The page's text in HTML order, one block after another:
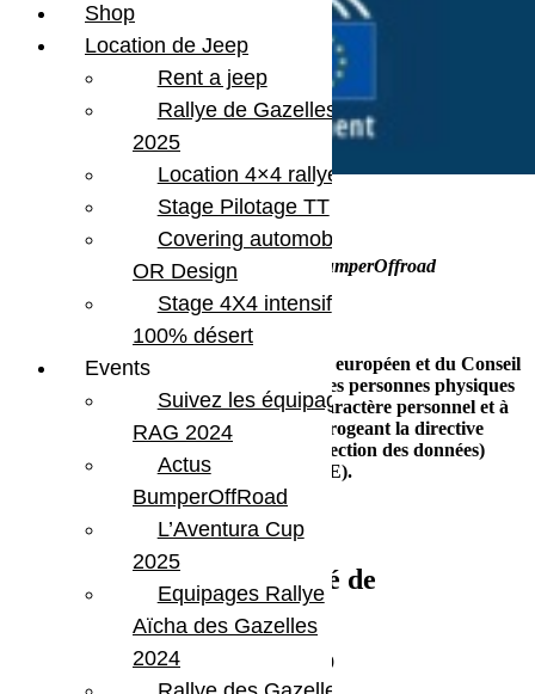
Politique de confidentialité BumperOffroad
Règlement (UE) 2016/679 du Parlement européen et du Conseil
du 27 avril 2016 relatif à la protection des personnes physiques
à l’égard du traitement des données à caractère personnel et à
la libre circulation de ces données, et abrogeant la directive
95/46/CE (règlement général sur la protection des données)
(Texte présentant de l’intérêt pour l’EEE).
Politique de confidentialité de
bumperoffroad.com
Dernière mise à jours le 28 novembre 2019
Shop
Location de Jeep
Rent a jeep
Rallye de Gazelles
2025
Location 4×4 rallye
Stage Pilotage TT
Covering automobile –
OR Design
Stage 4X4 intensif
100% désert
Events
Suivez les équipages
RAG 2024
Actus
BumperOffRoad
L’Aventura Cup
2025
Equipages Rallye
Aïcha des Gazelles
2024